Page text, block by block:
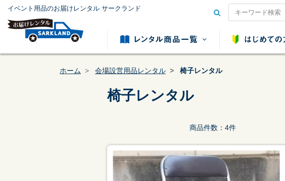
イベント用品のお届けレンタル サークランド
テント用品レンタル
ホーム 会場設営用品レンタル 椅子レンタル
椅子レンタル
商品件数：4件